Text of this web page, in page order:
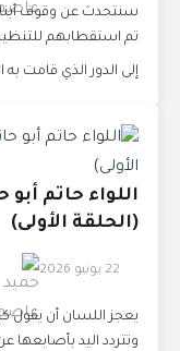
سنتحدث عن وقوف أبناء
تم استقطابهم
إلى الدور الذي قامت به
اللواء حاتم
(الحلقة الأولى)
22 يونيو 2026
يعجز اللسان أن يقول
وتتردد اليد